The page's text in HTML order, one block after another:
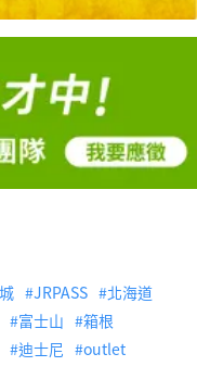
JRPASS
北海道
富士山
箱根
迪士尼
outlet